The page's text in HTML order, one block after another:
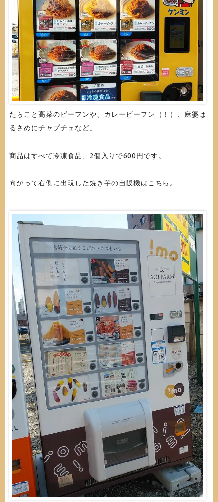
たらこと高菜のビーフンや、カレービーフン（！）、麻婆は
るさめにチャプチェなど。
商品はすべて冷凍食品、2個入りで600円です。
向かって右側に出現した焼き芋の自販機はこちら。